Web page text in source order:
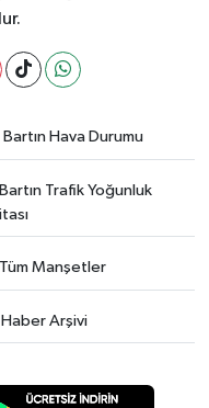
Bartın Hava Durumu
Bartın Trafik Yoğunluk
Tüm Manşetler
Haber Arşivi